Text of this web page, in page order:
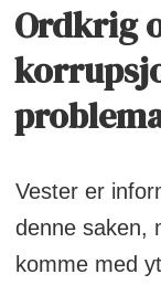
Ordkrig
Vester er
denne saken,
komme med